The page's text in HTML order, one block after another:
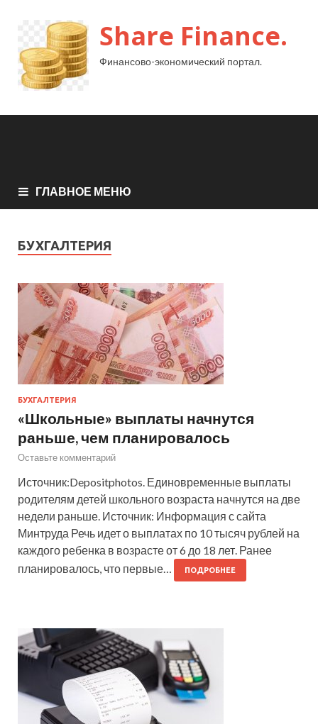
Share Finance.
Финансово-экономический портал.
ГЛАВНОЕ МЕНЮ
БУХГАЛТЕРИЯ
БУХГАЛТЕРИЯ
«Школьные» выплаты начнутся
раньше, чем планировалось
Оставьте комментарий
Источник:Depositphotos. Единовременные выплаты
родителям детей школьного возраста начнутся на две
недели раньше. Источник: Информация с сайта
Минтруда Речь идет о выплатах по 10 тысяч рублей на
каждого ребенка в возрасте от 6 до 18 лет. Ранее
планировалось, что первые…
ПОДРОБНЕЕ